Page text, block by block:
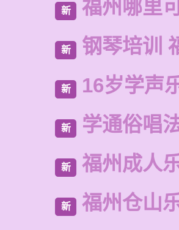
新 福州哪里
新 钢琴培训
新 16岁学声
新 学通俗唱
新 福州成人
新 福州仓山